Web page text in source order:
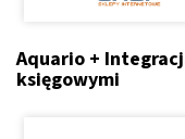
Aquario +
księgowymi